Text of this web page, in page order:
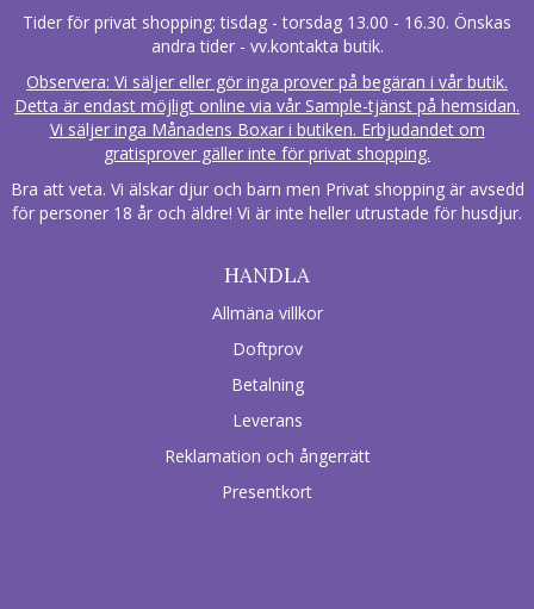
Tider för privat shopping: tisdag - torsdag 13.00 - 16.30. Önskas
andra tider - vv.kontakta butik.
Observera: Vi säljer eller gör inga prover på begäran i vår butik.
Detta är endast möjligt online via vår Sample-tjänst på hemsidan.
Vi säljer inga Månadens Boxar i butiken. Erbjudandet om
gratisprover gäller inte för privat shopping.
Bra att veta. Vi älskar djur och barn men Privat shopping är avsedd
för personer 18 år och äldre! Vi är inte heller utrustade för husdjur.
HANDLA
Allmäna villkor
Doftprov
Betalning
Leverans
Reklamation och ångerrätt
Presentkort